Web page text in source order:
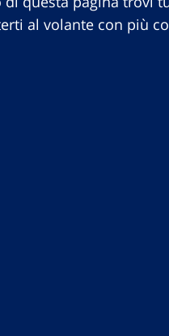
al volante con più